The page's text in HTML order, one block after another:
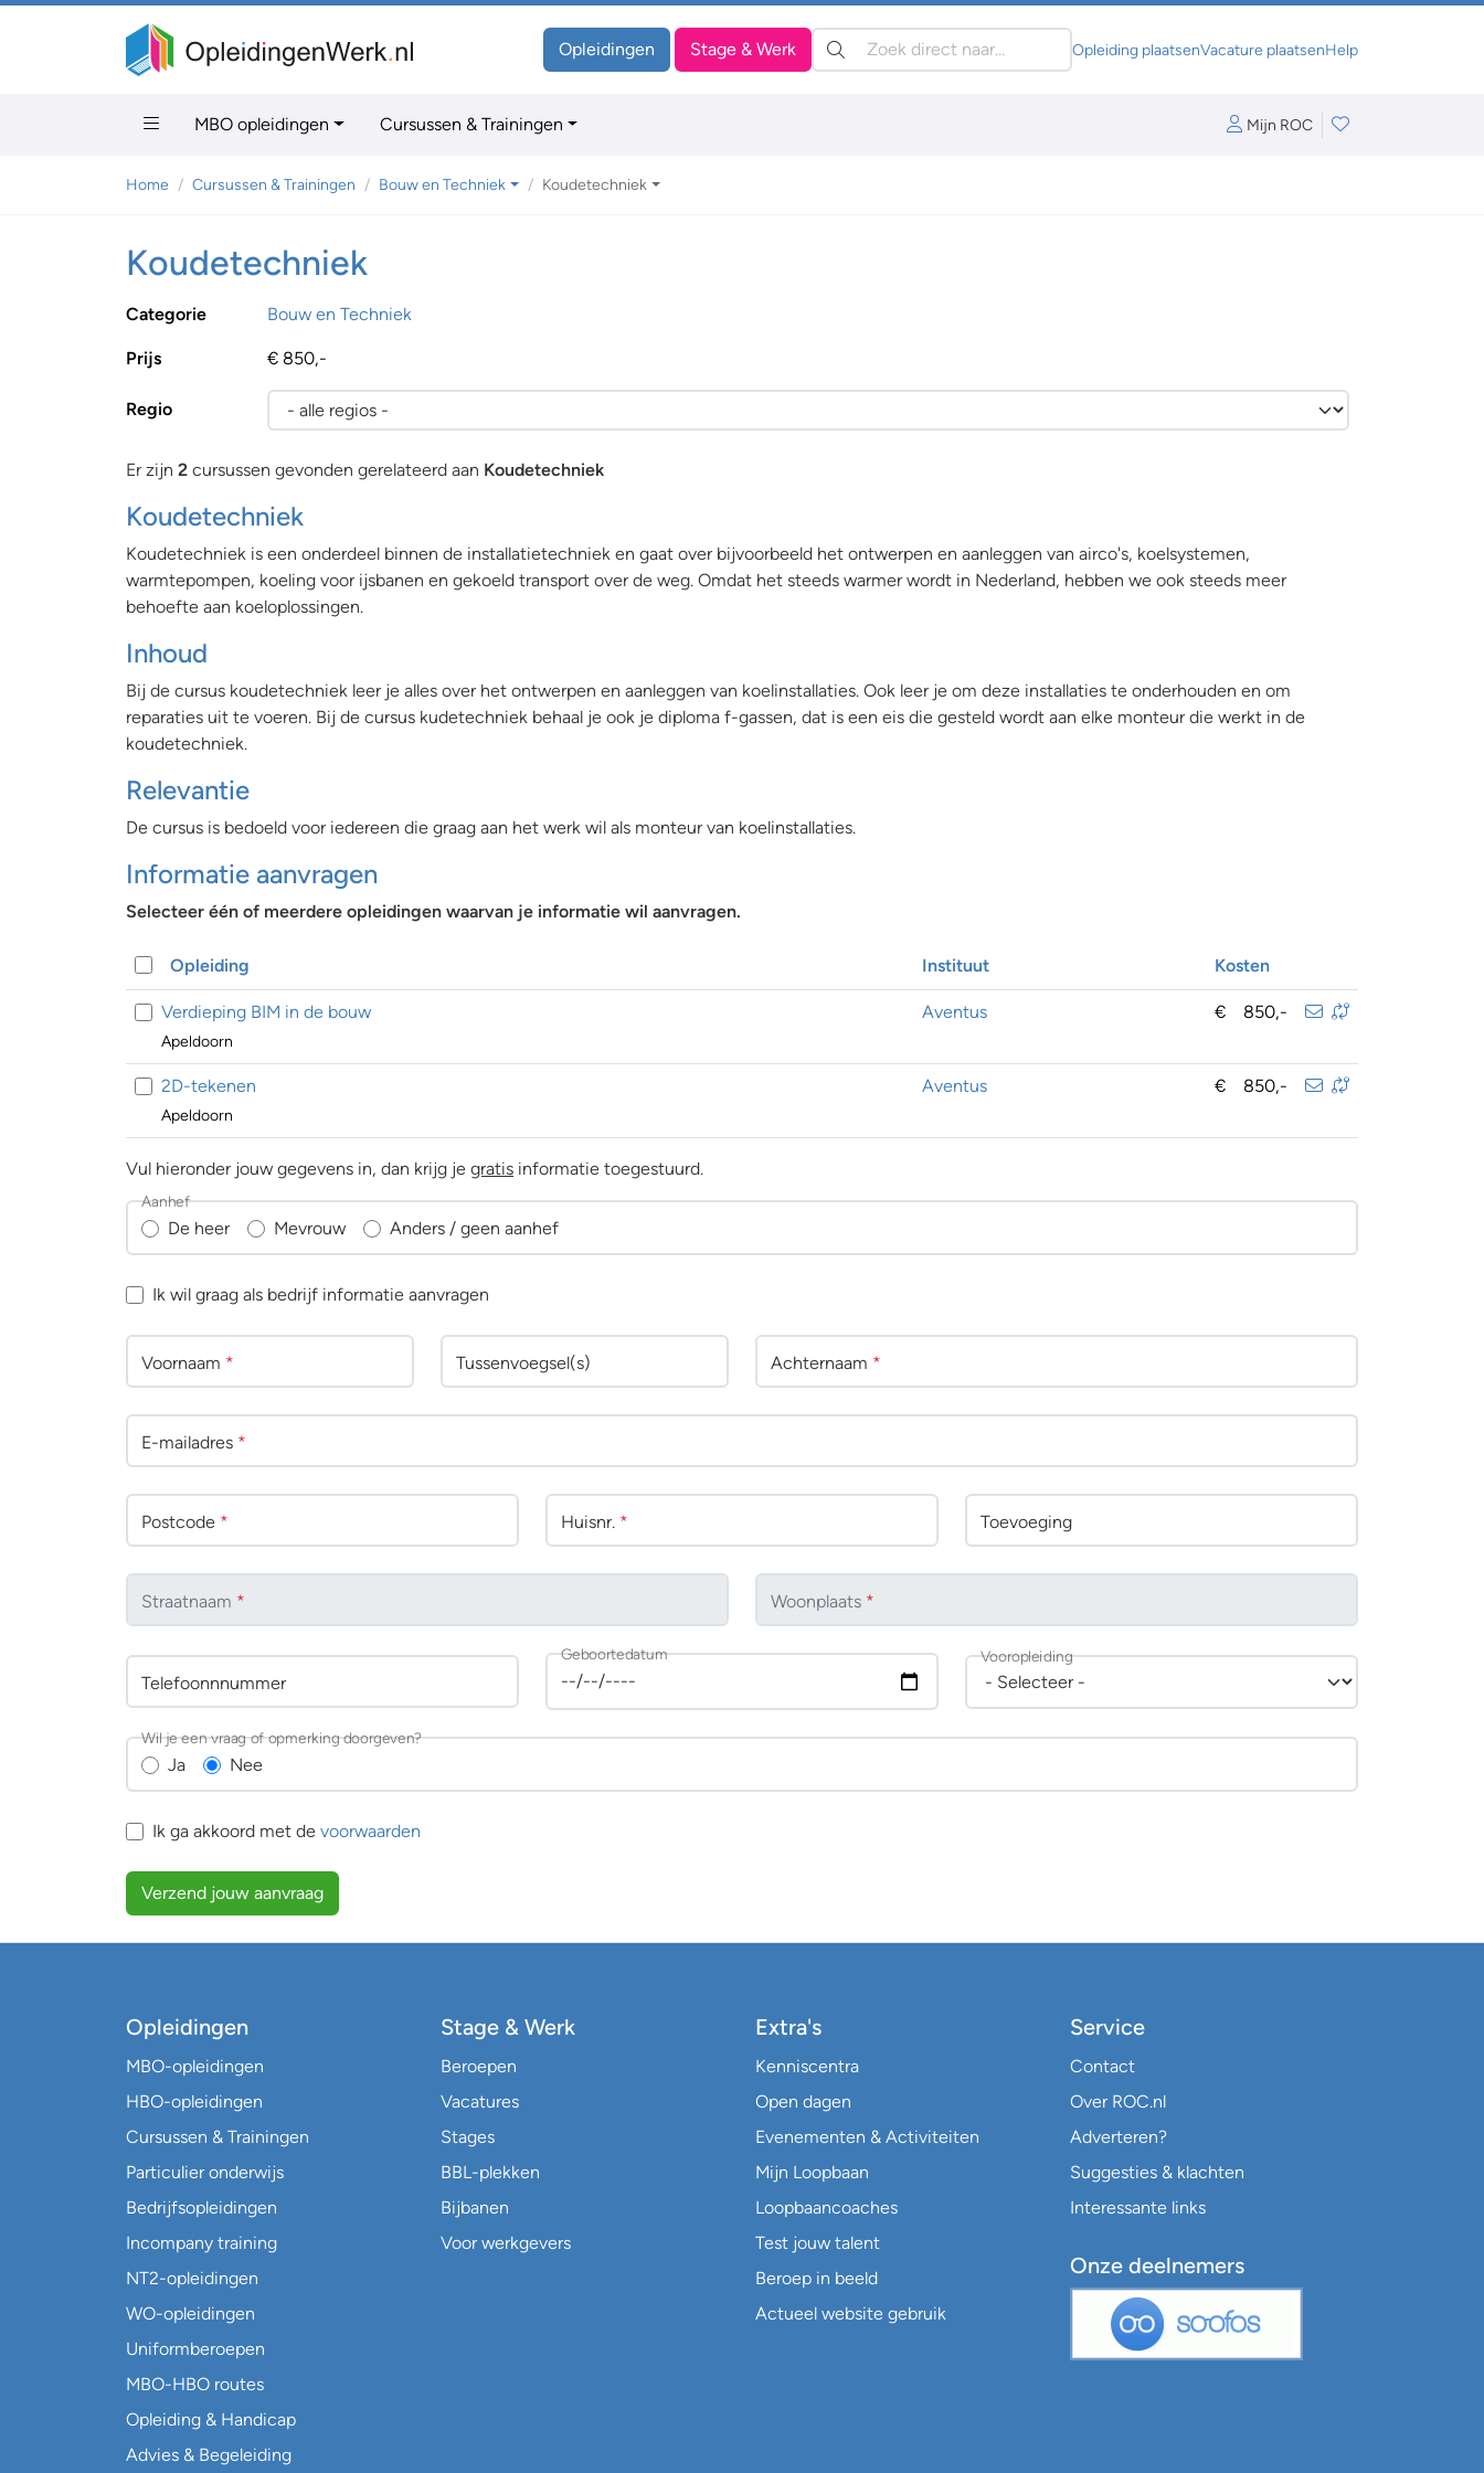
Opleidingen Stage & Werk Zoeken: Opleiding plaatsenVacature plaatsenHelp
MBO opleidingen Cursussen & Trainingen Mijn ROC
Home Cursussen & Trainingen Bouw en Techniek Koudetechniek
Koudetechniek
Categorie Bouw en Techniek
Prijs € 850,-
Regio
Er zijn 2 cursussen gevonden gerelateerd aan Koudetechniek
Koudetechniek
Koudetechniek is een onderdeel binnen de installatietechniek en gaat over bijvoorbeeld het ontwerpen en aanleggen van airco's, koelsystemen,
warmtepompen, koeling voor ijsbanen en gekoeld transport over de weg. Omdat het steeds warmer wordt in Nederland, hebben we ook steeds meer
behoefte aan koeloplossingen.
Inhoud
Bij de cursus koudetechniek leer je alles over het ontwerpen en aanleggen van koelinstallaties. Ook leer je om deze installaties te onderhouden en om
reparaties uit te voeren. Bij de cursus kudetechniek behaal je ook je diploma f-gassen, dat is een eis die gesteld wordt aan elke monteur die werkt in de
koudetechniek.
Relevantie
De cursus is bedoeld voor iedereen die graag aan het werk wil als monteur van koelinstallaties.
Informatie aanvragen
Selecteer één of meerdere opleidingen waarvan je informatie wil aanvragen.
Opleiding Instituut Kosten
Verdieping BIM in de bouw Aventus € 850,-
Apeldoorn
2D-tekenen Aventus € 850,-
Apeldoorn
Vul hieronder jouw gegevens in, dan krijg je gratis informatie toegestuurd.
De heer Mevrouw Anders / geen aanhef
Aanhef
Ik wil graag als bedrijf informatie aanvragen
Voornaam * Tussenvoegsel(s) Achternaam *
E-mailadres *
Postcode * Huisnr. * Toevoeging
Straatnaam * Woonplaats *
Telefoonnnummer
Geboortedatum Vooropleiding
Ja Nee
Wil je een vraag of opmerking doorgeven?
Ik ga akkoord met de voorwaarden
Verzend jouw aanvraag
Opleidingen
MBO-opleidingen
HBO-opleidingen
Cursussen & Trainingen
Particulier onderwijs
Bedrijfsopleidingen
Incompany training
NT2-opleidingen
WO-opleidingen
Uniformberoepen
MBO-HBO routes
Opleiding & Handicap
Advies & Begeleiding
Stage & Werk
Beroepen
Vacatures
Stages
BBL-plekken
Bijbanen
Voor werkgevers
Extra's
Kenniscentra
Open dagen
Evenementen & Activiteiten
Mijn Loopbaan
Loopbaancoaches
Test jouw talent
Beroep in beeld
Actueel website gebruik
Service
Contact
Over ROC.nl
Adverteren?
Suggesties & klachten
Interessante links
Onze deelnemers